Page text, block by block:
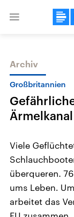
Close
Themen
Landtagswahl
2026
Alle Informationen
Sachsen-Anhalt
September 2026
Landtag. Seit 2021
Bundesland von
Archiv
Großbritannien
Ärmelkanal
Viele
überqueren.
ums Leben.
arbeitet das